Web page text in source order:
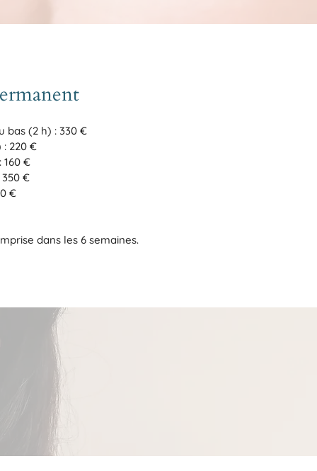
bas (2 h) : 330 €
: 220 €
160 €
€
€
dans les 6 semaines.